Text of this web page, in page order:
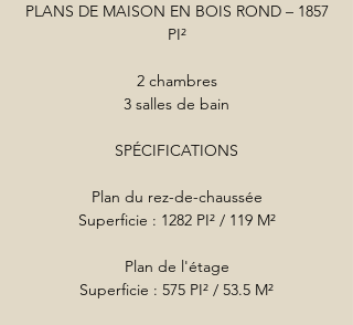
PLANS DE MAISON EN BOIS ROND – 1857
PI²
2 chambres
3 salles de bain
SPÉCIFICATIONS
Plan du rez-de-chaussée
Superficie : 1282 PI² / 119 M²
Plan de l'étage
Superficie : 575 PI² / 53.5 M²